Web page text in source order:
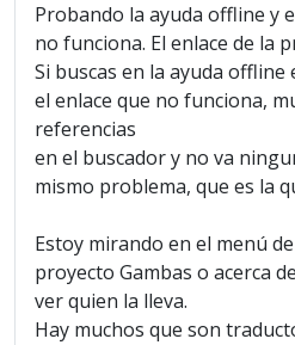
Probando la ayuda offline y
no funciona. El enlace de la
Si buscas en la ayuda offline
el enlace que no funciona,
referencias
en el buscador y no va
mismo problema, que es la
Estoy mirando en el menú
proyecto Gambas o acerca
ver quien la lleva.
Hay muchos que son